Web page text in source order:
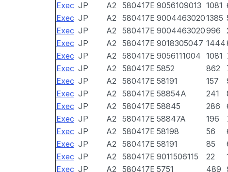
Exec JP A2 580417E 9056109013 1081
Exec JP A2 580417E 90044630201385
Exec JP A2 580417E 9004463020996
Exec JP A2 580417E 9018305047 1444
Exec JP A2 580417E 9056111004 1081
Exec JP A2 580417E 5852 862
Exec JP A2 580417E 58191 157
Exec JP A2 580417E 58854A 241
Exec JP A2 580417E 58845 286
Exec JP A2 580417E 58847A 196
Exec JP A2 580417E 58198 56
Exec JP A2 580417E 58191 85
Exec JP A2 580417E 9011506115 22
Exec JP A2 580417E 5751 489